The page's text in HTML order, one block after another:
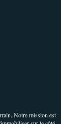
Notre mission est